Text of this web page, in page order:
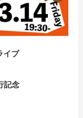
イブ
記念